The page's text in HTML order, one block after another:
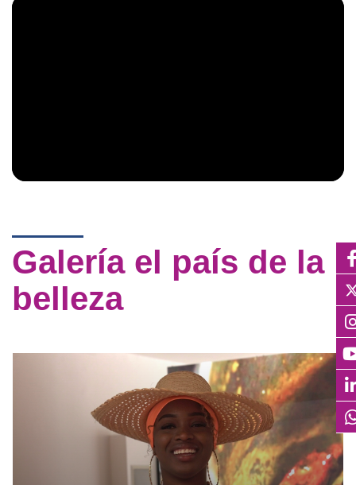
Galería el país de la
belleza